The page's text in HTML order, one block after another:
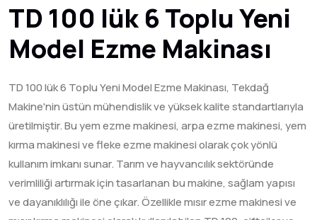
TD 100 lük 6 Toplu Yeni
Model Ezme Makinası
TD 100 lük 6 Toplu Yeni Model Ezme Makinası, Tekdağ
Makine'nin üstün mühendislik ve yüksek kalite standartlarıyla
üretilmiştir. Bu yem ezme makinesi, arpa ezme makinesi, yem
kırma makinesi ve fleke ezme makinesi olarak çok yönlü
kullanım imkanı sunar. Tarım ve hayvancılık sektöründe
verimliliği artırmak için tasarlanan bu makine, sağlam yapısı
ve dayanıklılığı ile öne çıkar. Özellikle mısır ezme makinesi ve